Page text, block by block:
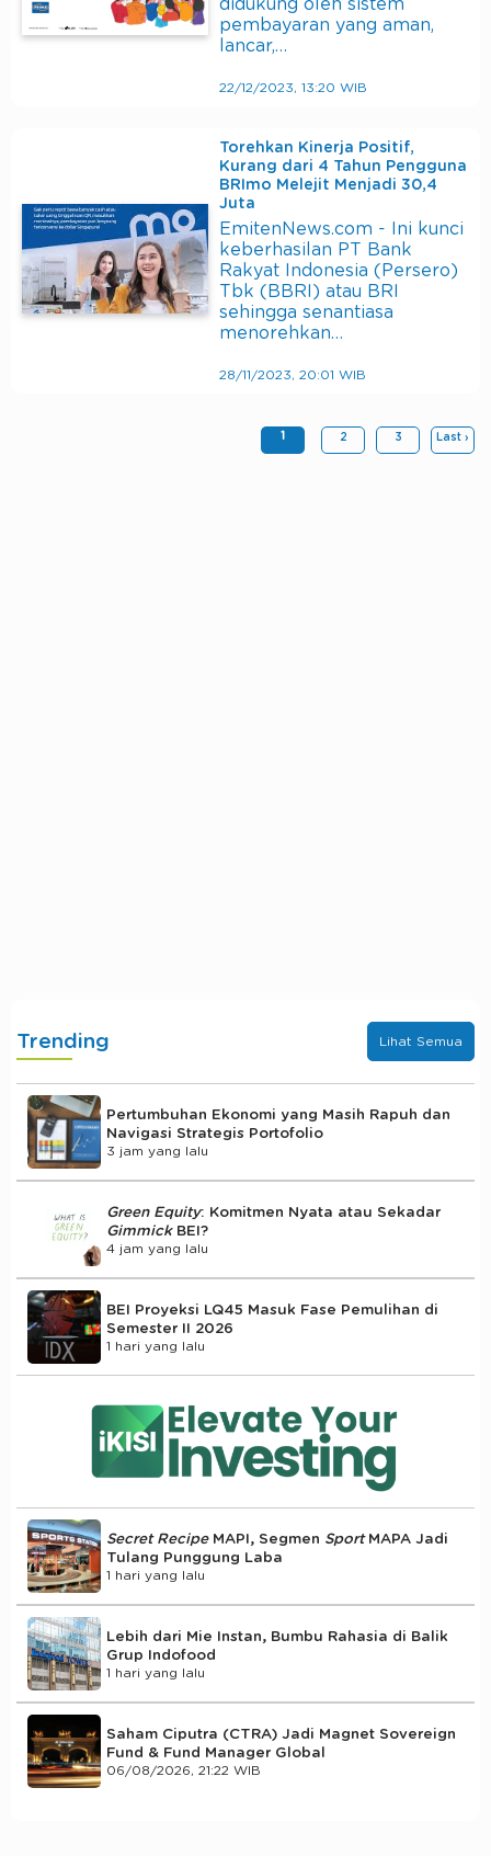
didukung oleh sistem
pembayaran yang aman,
lancar,…
22/12/2023, 13:20 WIB
Torehkan Kinerja Positif,
Kurang dari 4 Tahun Pengguna
BRImo Melejit Menjadi 30,4
Juta
EmitenNews.com - Ini kunci
keberhasilan PT Bank
Rakyat Indonesia (Persero)
Tbk (BBRI) atau BRI
sehingga senantiasa
menorehkan…
28/11/2023, 20:01 WIB
1 2 3 Last ›
Trending Lihat Semua
Pertumbuhan Ekonomi yang Masih Rapuh dan
Navigasi Strategis Portofolio
3 jam yang lalu
Green Equity: Komitmen Nyata atau Sekadar
Gimmick BEI?
4 jam yang lalu
BEI Proyeksi LQ45 Masuk Fase Pemulihan di
Semester II 2026
1 hari yang lalu
Secret RecipeMAPI, Segmen Sport MAPA Jadi
Tulang Punggung Laba
1 hari yang lalu
Lebih dari Mie Instan, Bumbu Rahasia di Balik
Grup Indofood
1 hari yang lalu
Saham Ciputra (CTRA) Jadi Magnet Sovereign
Fund & Fund Manager Global
06/08/2026, 21:22 WIB